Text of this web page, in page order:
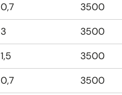
0,7 3500
3 3500
1,5 3500
0,7 3500